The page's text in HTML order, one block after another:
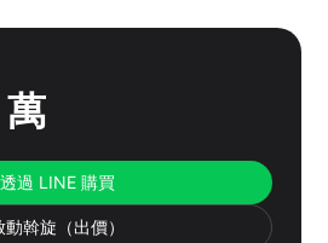
透過 LINE 購買
動斡旋（出價）